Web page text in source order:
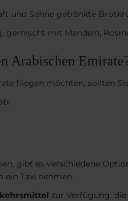
und Sahne getränkte
mit Mandeln,
Arabischen
fliegen möchten, sollten
gibt es verschiedene
ein Taxi nehmen.
zur Verfügung,